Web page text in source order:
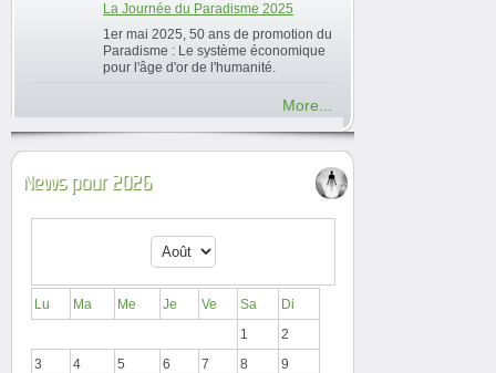
La Journée du Paradisme 2025
1er mai 2025, 50 ans de promotion du
Paradisme : Le système économique
pour l'âge d'or de l'humanité.
More...
News pour 2026
Lu Ma Me Je Ve Sa
Di
1
2
3
4 5 6 7 8
9